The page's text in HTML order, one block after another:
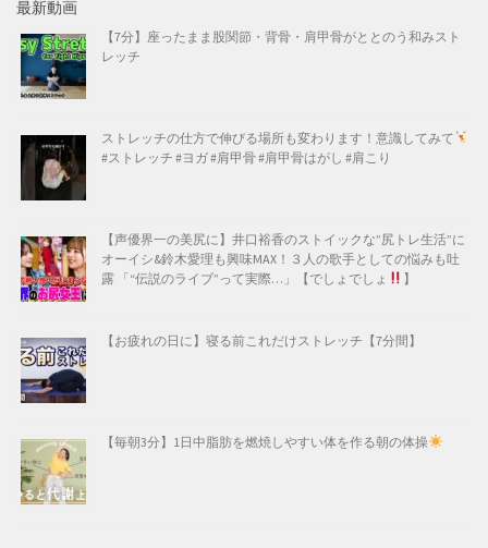
最新動画
【7分】座ったまま股関節・背骨・肩甲骨がととのう和みスト
レッチ
ストレッチの仕方で伸びる場所も変わります！意識してみて
#ストレッチ #ヨガ #肩甲骨 #肩甲骨はがし #肩こり
【声優界一の美尻に】井口裕香のストイックな”尻トレ生活”に
オーイシ&鈴木愛理も興味MAX！３人の歌手としての悩みも吐
露 「“伝説のライブ”って実際…」【でしょでしょ
】
【お疲れの日に】寝る前これだけストレッチ【7分間】
【毎朝3分】1日中脂肪を燃焼しやすい体を作る朝の体操